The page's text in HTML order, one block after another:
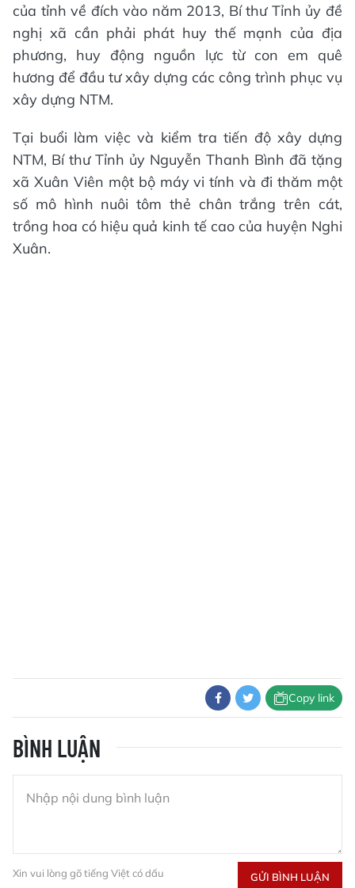
của tỉnh về đích vào năm 2013, Bí thư Tỉnh ủy đề
nghị xã cần phải phát huy thế mạnh của địa
phương, huy động nguồn lực từ con em quê
hương để đầu tư xây dựng các công trình phục vụ
xây dựng NTM.
Tại buổi làm việc và kiểm tra tiến độ xây dựng
NTM, Bí thư Tỉnh ủy Nguyễn Thanh Bình đã tặng
xã Xuân Viên một bộ máy vi tính và đi thăm một
số mô hình nuôi tôm thẻ chân trắng trên cát,
trồng hoa có hiệu quả kinh tế cao của huyện Nghi
Xuân.
Copy link
BÌNH LUẬN
Xin vui lòng gõ tiếng Việt có dấu GỬI BÌNH LUẬN